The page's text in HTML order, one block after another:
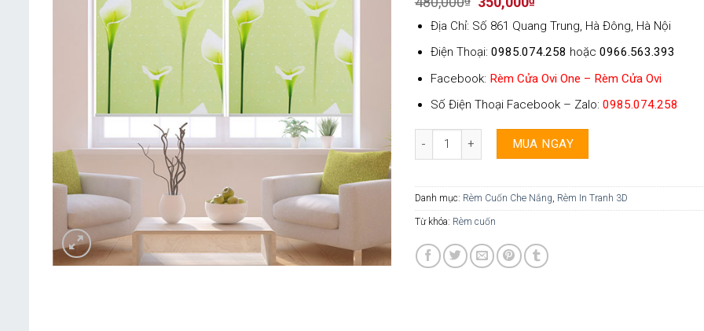
price
was:
480,000₫.
is:
350,000₫.
Địa Chỉ: Số 861 Quang Trung, Hà Đông, Hà Nội
Điện Thoại: 0985.074.258 hoặc 0966.563.393
Facebook: Rèm Cửa Ovi One – Rèm Cửa Ovi
Số Điện Thoại Facebook – Zalo: 0985.074.258
Rèm In Tranh Ovi One - 009 số lượng
MUA NGAY
Danh mục: Rèm Cuốn Che Nắng, Rèm In Tranh 3D
Từ khóa: Rèm cuốn